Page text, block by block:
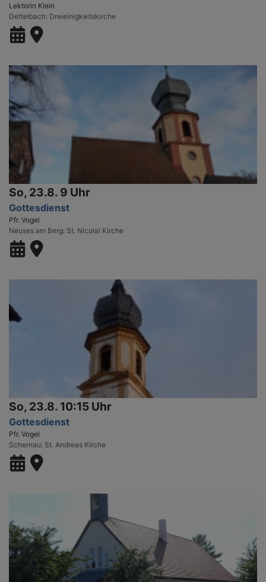
Lektorin Klein
Dettelbach Dreieinigkeitskirche
So, 23.8. 9 Uhr
Gottesdienst
Pfr. Vogel
Neuses am Berg St. Nicolai Kirche
So, 23.8. 10:15 Uhr
Gottesdienst
Pfr. Vogel
Schernau St. Andreas Kirche